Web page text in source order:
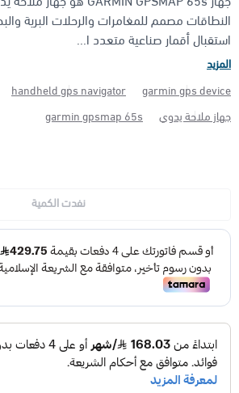
منتجات شركة فاس FAS
الأجهزة مضادة الانفجار (ATEX)
النطاقات مصمم للمغامرات والرحلات البرية
استقبال أقمار صناعية متعدد ا...
المزيد
garmin gps device
handheld gps navigator
جهاز ملاحة يدوي
garmin gpsmap 65s
نفدت الكمية